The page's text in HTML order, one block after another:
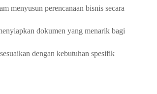
menyusun perencanaan bisnis secara
dokumen yang menarik bagi
dengan kebutuhan spesifik